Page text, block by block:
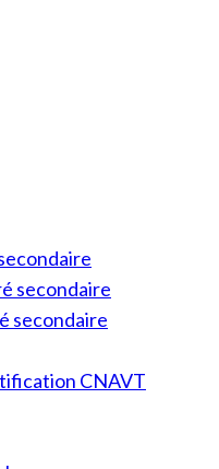
secondaire
secondaire
CNAVT